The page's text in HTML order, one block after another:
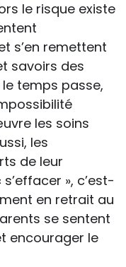
le risque existe
s’en remettent
savoirs des
temps passe,
les soins
les
de leur
», c’est-
en retrait au
se sentent
encourager le